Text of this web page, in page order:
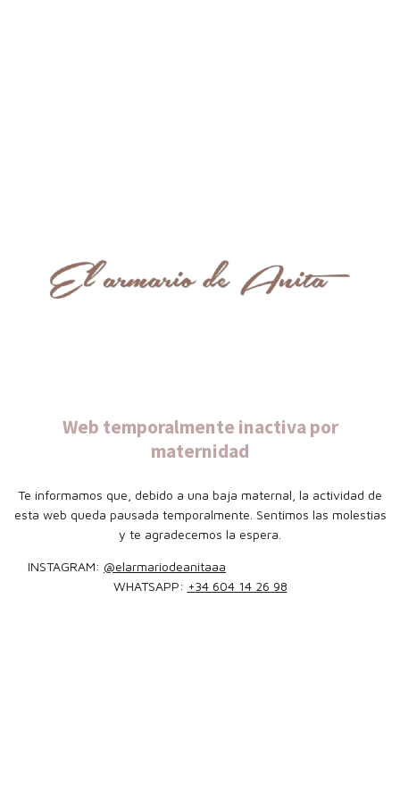
Web temporalmente inactiva por
maternidad
Te informamos que, debido a una baja maternal, la actividad de
esta web queda pausada temporalmente. Sentimos las molestias
y te agradecemos la espera.
INSTAGRAM: @elarmariodeanitaaa
WHATSAPP: +34 604 14 26 98